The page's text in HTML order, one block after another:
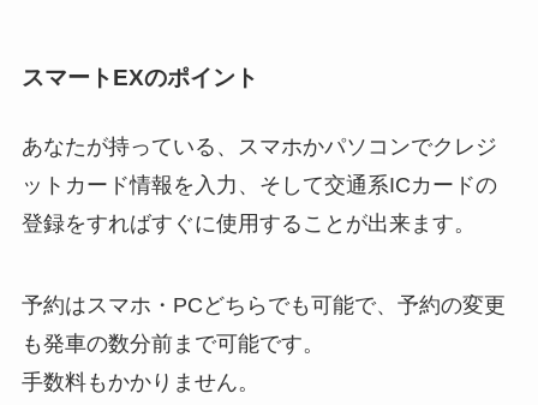
スマートEXのポイント
あなたが持っている、スマホかパソコンでクレジ
ットカード情報を入力、そして交通系ICカードの
登録をすればすぐに使用することが出来ます。
予約はスマホ・PCどちらでも可能で、予約の変更
も発車の数分前まで可能です。
手数料もかかりません。